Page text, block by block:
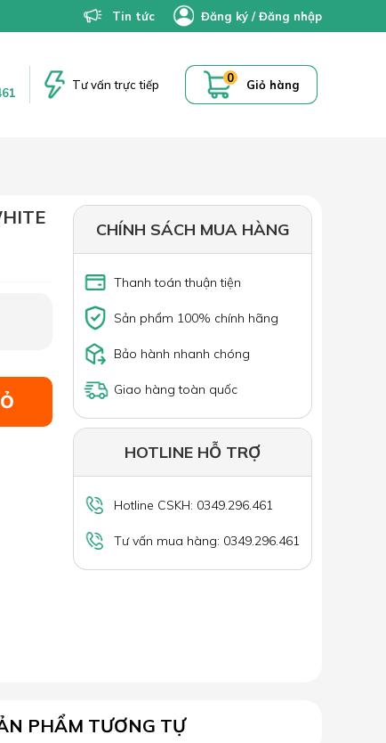
Tin tức Đăng ký /Đăng nhập
Tư vấn trực tiếp 0 Giỏ hàng
CHÍNH SÁCH MUA HÀNG
Thanh toán thuận tiện
Sản phẩm 100% chính hãng
Bảo hành nhanh chóng
Giao hàng toàn quốc
HOTLINE HỖ TRỢ
Hotline CSKH: 0349.296.461
Tư vấn mua hàng: 0349.296.461
PHẨM TƯƠNG TỰ